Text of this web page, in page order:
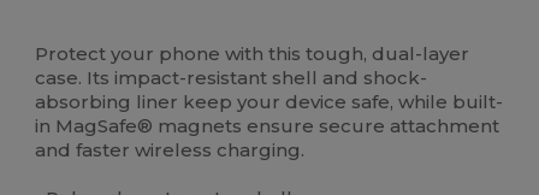
Protect your phone with this tough, dual-layer
case. Its impact-resistant shell and shock-
absorbing liner keep your device safe, while built-
in MagSafe® magnets ensure secure attachment
and faster wireless charging.